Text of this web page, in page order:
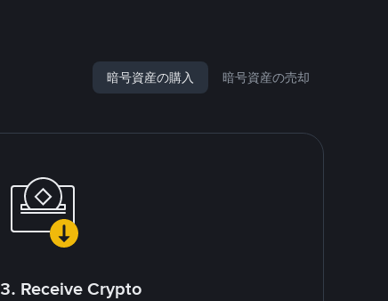
暗号資産の購入 暗号資産の売却
3. Receive Crypto